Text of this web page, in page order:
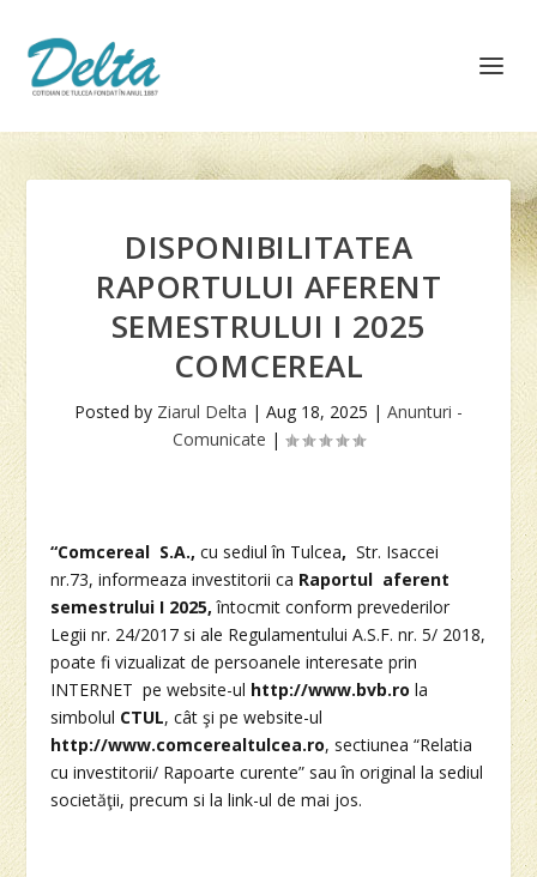
DISPONIBILITATEA
RAPORTULUI AFERENT
SEMESTRULUI I 2025
COMCEREAL
Posted by Ziarul Delta | Aug 18, 2025 | Anunturi -
Comunicate |
“Comcereal S.A.,cu sediul în Tulcea,Str. Isaccei
nr.73, informeaza investitorii ca Raportul aferent
semestrului I 2025, întocmit conform prevederilor
Legii nr. 24/2017 si ale Regulamentului A.S.F. nr. 5/ 2018,
poate fi vizualizat de persoanele interesate prin
INTERNET pe website-ul http://www.bvb.ro la
simbolul CTUL, cât şi pe website-ul
http://www.comcerealtulcea.ro, sectiunea “Relatia
cu investitorii/ Rapoarte curente” sau în original la sediul
societăţii, precum si la link-ul de mai jos.